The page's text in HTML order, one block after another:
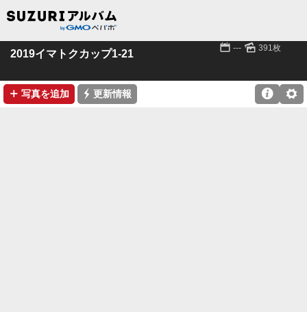
2019イマトクカップ1-21 📅 --- 🌄 391枚
➕ 写真を追加 ⚡ 更新情報 ⚙
